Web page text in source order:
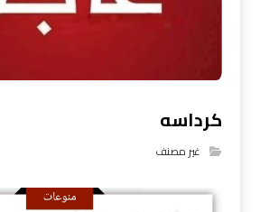
كرداسه
غير مصنف